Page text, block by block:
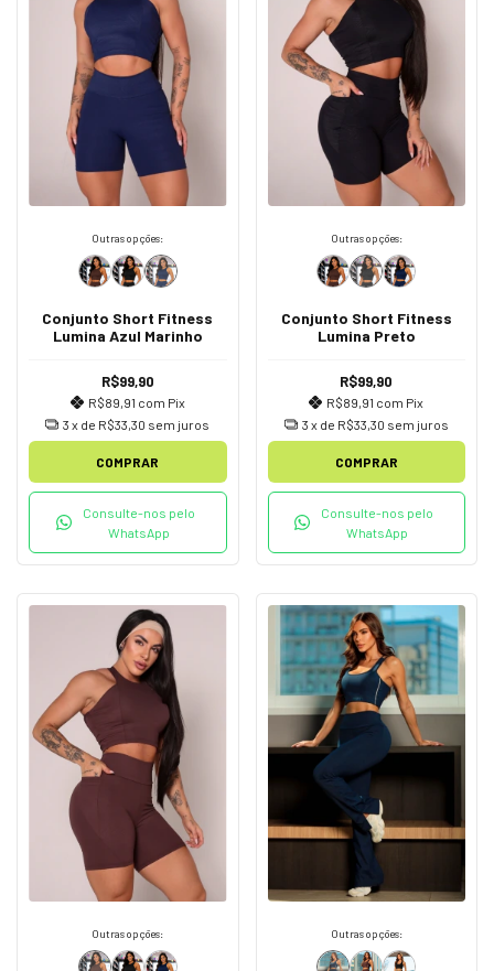
Outras opções:
Conjunto Short Fitness
Lumina Azul Marinho
R$99,90
R$89,91 com Pix
3 x de R$33,30 sem juros
COMPRAR
Consulte-nos pelo
WhatsApp
Outras opções:
Conjunto Short Fitness
Lumina Preto
R$99,90
R$89,91 com Pix
3 x de R$33,30 sem juros
COMPRAR
Consulte-nos pelo
WhatsApp
Outras opções: Outras opções: